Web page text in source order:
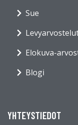
Sue
Elokuva-
Blogi
YHTEYSTIEDOT